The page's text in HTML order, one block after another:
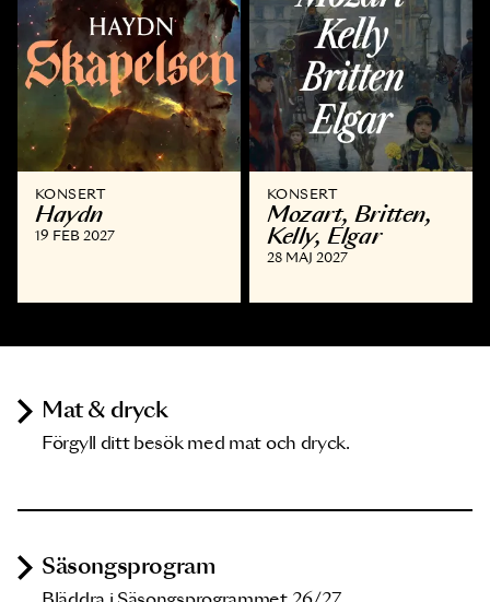
KONSERT
Haydn
19 FEB 2027
KONSERT
Mozart, Britten,
Kelly, Elgar
28 MAJ 2027
Mat & dryck
Förgyll ditt besök med mat och dryck.
Säsongsprogram